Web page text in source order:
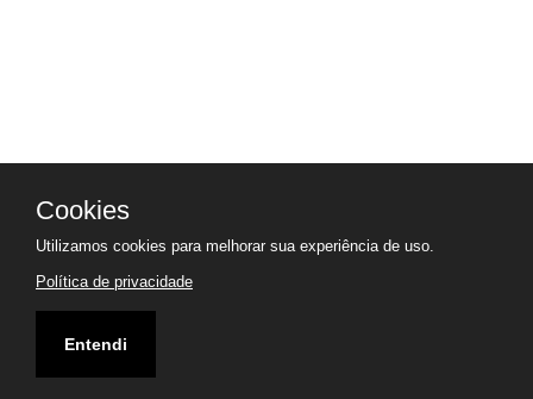
Cookies
Utilizamos cookies para melhorar sua experiência de uso.
Política de privacidade
Entendi